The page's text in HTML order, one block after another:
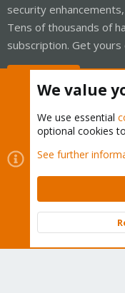
security
Tens of thousands of
subscription. Get yours
Cookies
Contact us
Terms and
Community platform by
We value
We use essential
optional cookies
See further